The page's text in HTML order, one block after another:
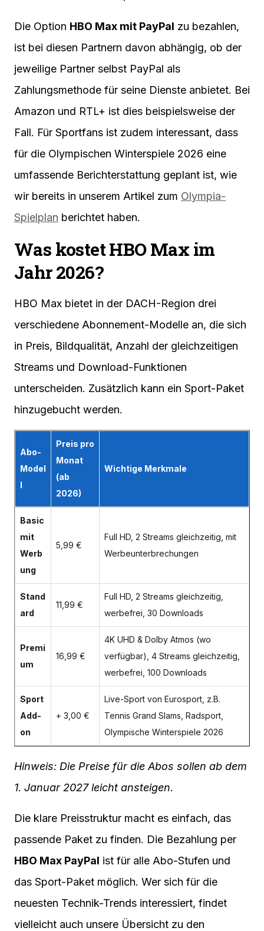
Die Option HBO Max mit PayPal zu bezahlen,
ist bei diesen Partnern davon abhängig, ob der
jeweilige Partner selbst PayPal als
Zahlungsmethode für seine Dienste anbietet. Bei
Amazon und RTL+ ist dies beispielsweise der
Fall. Für Sportfans ist zudem interessant, dass
für die Olympischen Winterspiele 2026 eine
umfassende Berichterstattung geplant ist, wie
wir bereits in unserem Artikel zum Olympia-
Spielplan berichtet haben.
Was kostet HBO Max im
Jahr 2026?
HBO Max bietet in der DACH-Region drei
verschiedene Abonnement-Modelle an, die sich
in Preis, Bildqualität, Anzahl der gleichzeitigen
Streams und Download-Funktionen
unterscheiden. Zusätzlich kann ein Sport-Paket
hinzugebucht werden.
Abo-
Model
l
Preis pro
Monat
(ab
2026)
Wichtige Merkmale
Basic
mit
Werb
ung
5,99 €
Full HD, 2 Streams gleichzeitig, mit
Werbeunterbrechungen
Stand
ard
11,99 €
Full HD, 2 Streams gleichzeitig,
werbefrei, 30 Downloads
Premi
um
16,99 €
4K UHD & Dolby Atmos (wo
verfügbar), 4 Streams gleichzeitig,
werbefrei, 100 Downloads
Sport
Add-
on
+ 3,00 €
Live-Sport von Eurosport, z.B.
Tennis Grand Slams, Radsport,
Olympische Winterspiele 2026
Hinweis: Die Preise für die Abos sollen ab dem
1. Januar 2027 leicht ansteigen.
Die klare Preisstruktur macht es einfach, das
passende Paket zu finden. Die Bezahlung per
HBO Max PayPal ist für alle Abo-Stufen und
das Sport-Paket möglich. Wer sich für die
neuesten Technik-Trends interessiert, findet
vielleicht auch unsere Übersicht zu den